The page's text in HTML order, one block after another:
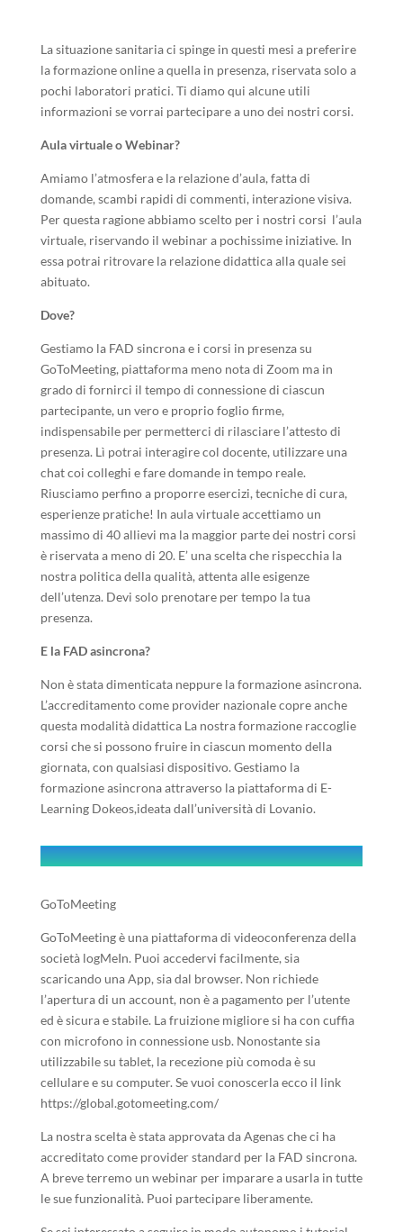
La situazione sanitaria ci spinge in questi mesi a preferire
la formazione online a quella in presenza, riservata solo a
pochi laboratori pratici. Ti diamo qui alcune utili
informazioni se vorrai partecipare a uno dei nostri corsi.
Aula virtuale o Webinar?
Amiamo l’atmosfera e la relazione d’aula, fatta di
domande, scambi rapidi di commenti, interazione visiva.
Per questa ragione abbiamo scelto per i nostri corsi l’aula
virtuale, riservando il webinar a pochissime iniziative. In
essa potrai ritrovare la relazione didattica alla quale sei
abituato.
Dove?
Gestiamo la FAD sincrona e i corsi in presenza su
GoToMeeting, piattaforma meno nota di Zoom ma in
grado di fornirci il tempo di connessione di ciascun
partecipante, un vero e proprio foglio firme,
indispensabile per permetterci di rilasciare l’attesto di
presenza. Lì potrai interagire col docente, utilizzare una
chat coi colleghi e fare domande in tempo reale.
Riusciamo perfino a proporre esercizi, tecniche di cura,
esperienze pratiche! In aula virtuale accettiamo un
massimo di 40 allievi ma la maggior parte dei nostri corsi
è riservata a meno di 20. E’ una scelta che rispecchia la
nostra politica della qualità, attenta alle esigenze
dell’utenza. Devi solo prenotare per tempo la tua
presenza.
E la FAD asincrona?
Non è stata dimenticata neppure la formazione asincrona.
L’accreditamento come provider nazionale copre anche
questa modalità didattica La nostra formazione raccoglie
corsi che si possono fruire in ciascun momento della
giornata, con qualsiasi dispositivo. Gestiamo la
formazione asincrona attraverso la piattaforma di E-
Learning Dokeos,ideata dall’università di Lovanio.
GoToMeeting
GoToMeeting è una piattaforma di videoconferenza della
società logMeIn. Puoi accedervi facilmente, sia
scaricando una App, sia dal browser. Non richiede
l’apertura di un account, non è a pagamento per l’utente
ed è sicura e stabile. La fruizione migliore si ha con cuffia
con microfono in connessione usb. Nonostante sia
utilizzabile su tablet, la recezione più comoda è su
cellulare e su computer. Se vuoi conoscerla ecco il link
https://global.gotomeeting.com/
La nostra scelta è stata approvata da Agenas che ci ha
accreditato come provider standard per la FAD sincrona.
A breve terremo un webinar per imparare a usarla in tutte
le sue funzionalità. Puoi partecipare liberamente.